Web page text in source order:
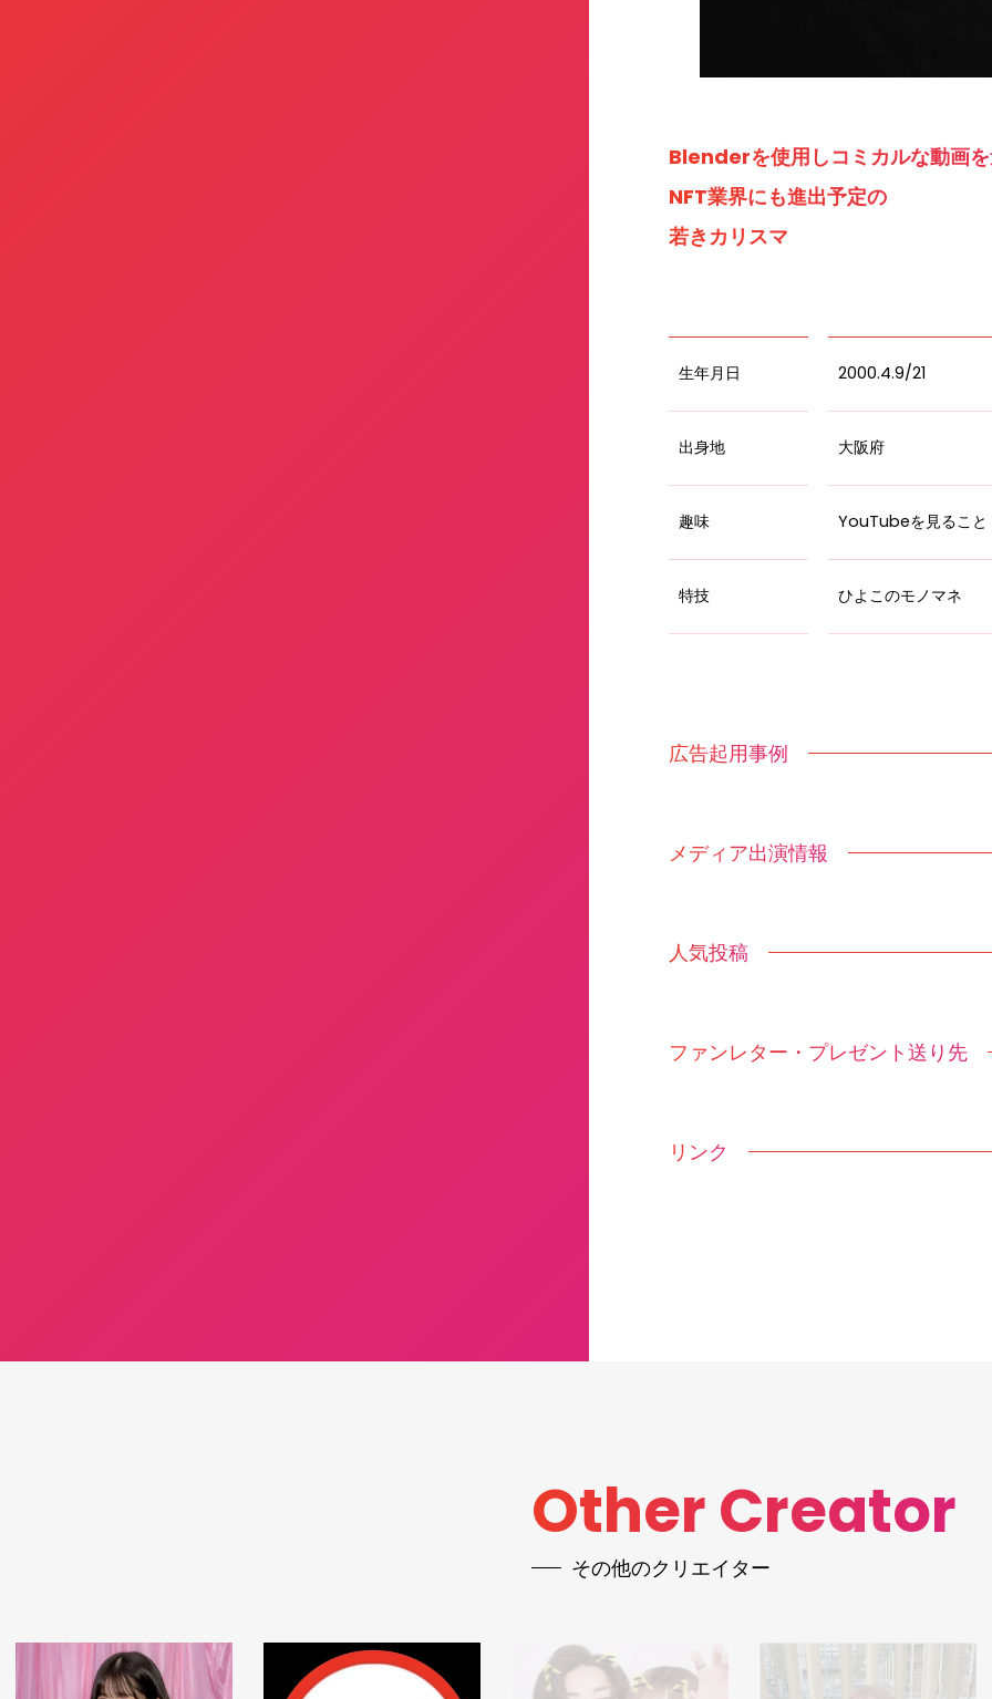
Blenderを使用しコミカルな動画
NFT業界にも進出予定の
若きカリスマ
生年月日 2000.4.9/21
出身地 大阪府
趣味 YouTubeを見ること
特技 ひよこのモノマネ
広告起用事例
メディア出演情報
人気投稿
ファンレター・プレゼント送り先
リンク
Other Creator
その他のクリエイター